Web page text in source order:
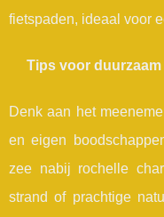
fietspaden, ideaal voor
Tips voor
Denk aan het
en eigen
zee nabij rochelle
strand of prachtige